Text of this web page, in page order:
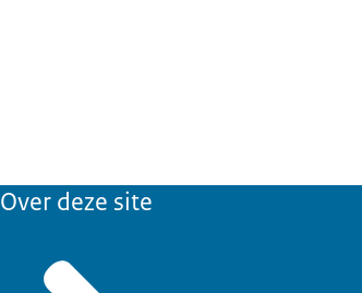
Over deze site